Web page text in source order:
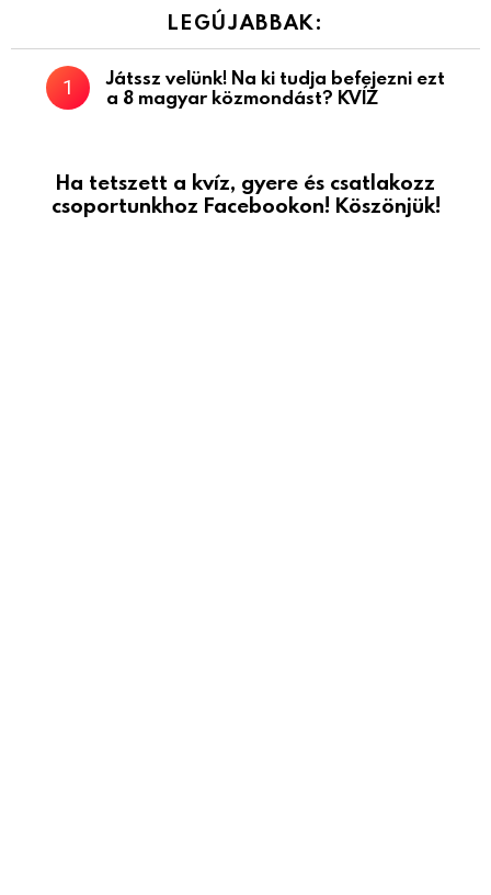
LEGÚJABBAK:
Játssz velünk! Na ki tudja befejezni ezt
a 8 magyar közmondást? KVÍZ
Ha tetszett a kvíz, gyere és csatlakozz
csoportunkhoz Facebookon! Köszönjük!